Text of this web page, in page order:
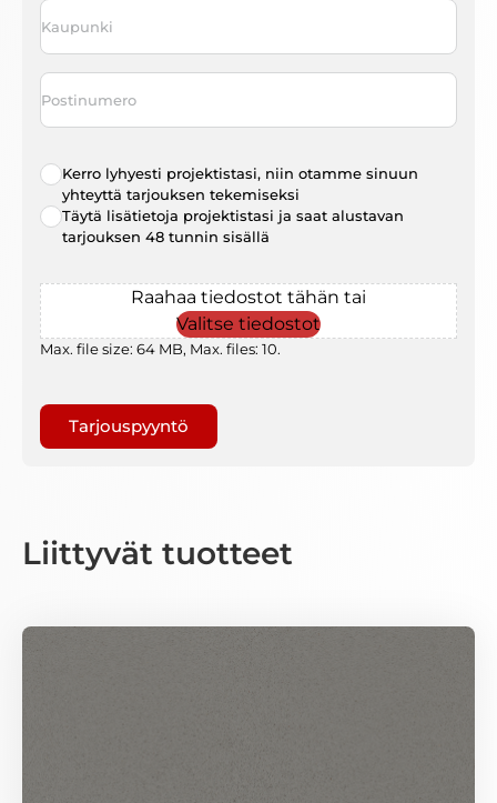
Kaupunki
Postinumero
Radio
choice*
Kerro lyhyesti projektistasi, niin otamme sinuun
yhteyttä tarjouksen tekemiseksi
Täytä lisätietoja projektistasi ja saat alustavan
tarjouksen 48 tunnin sisällä
File
Raahaa tiedostot tähän tai
Valitse tiedostot
Max. file size: 64 MB, Max. files: 10.
Liittyvät tuotteet